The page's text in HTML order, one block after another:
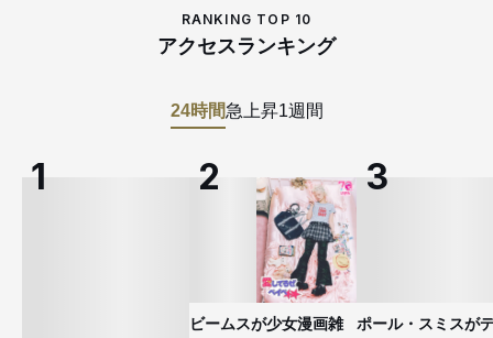
RANKING TOP 10
アクセスランキング
24時間急上昇1週間
ビームスが少女漫画雑
ポール・スミスが